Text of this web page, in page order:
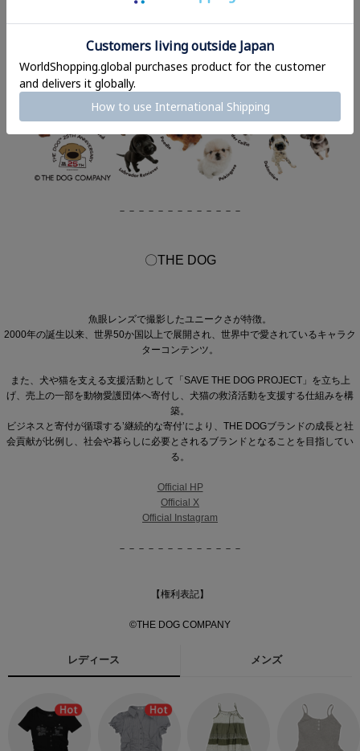
－－－－－－－－－－－－－
〇THE DOG
魚眼レンズで撮影したユニークさが特徴。
2000年の誕生以来、世界50か国以上で展開され、世界中で愛されているキャラク
ターコンテンツ。
また、犬や猫を支える支援活動として「SAVE THE DOG PROJECT」を立ち上
げ、売上の一部を動物愛護団体へ寄付し、犬猫の救済活動を支援する仕組みを構
築。
ビジネスと寄付が循環する’継続的な寄付’により、THE DOGブランドの成長と社
会貢献が比例し、社会や暮らしに必要とされるブランドとなることを目指してい
る。
Official HP
Official X
Official Instagram
－－－－－－－－－－－－－
【権利表記】
©THE DOG COMPANY
レディース メンズ